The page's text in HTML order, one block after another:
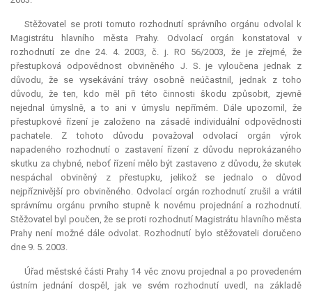
Stěžovatel se proti tomuto rozhodnutí správního orgánu odvolal k
Magistrátu hlavního města Prahy. Odvolací orgán konstatoval v
rozhodnutí ze dne 24. 4. 2003, č. j. RO 56/2003, že je zřejmé, že
přestupková odpovědnost obviněného J. S. je vyloučena jednak z
důvodu, že se vysekávání trávy osobně neúčastnil, jednak z toho
důvodu, že ten, kdo měl při této činnosti škodu způsobit, zjevně
nejednal úmyslně, a to ani v úmyslu nepřímém. Dále upozornil, že
přestupkové řízení je založeno na zásadě individuální odpovědnosti
pachatele. Z tohoto důvodu považoval odvolací orgán výrok
napadeného rozhodnutí o zastavení řízení z důvodu neprokázaného
skutku za chybné, neboť řízení mělo být zastaveno z důvodu, že skutek
nespáchal obviněný z přestupku, jelikož se jednalo o důvod
nejpříznivější pro obviněného. Odvolací orgán rozhodnutí zrušil a vrátil
správnímu orgánu prvního stupně k novému projednání a rozhodnutí.
Stěžovatel byl poučen, že se proti rozhodnutí Magistrátu hlavního města
Prahy není možné dále odvolat. Rozhodnutí bylo stěžovateli doručeno
dne 9. 5. 2003.
Úřad městské části Prahy 14 věc znovu projednal a po provedeném
ústním jednání dospěl, jak ve svém rozhodnutí uvedl, na základě